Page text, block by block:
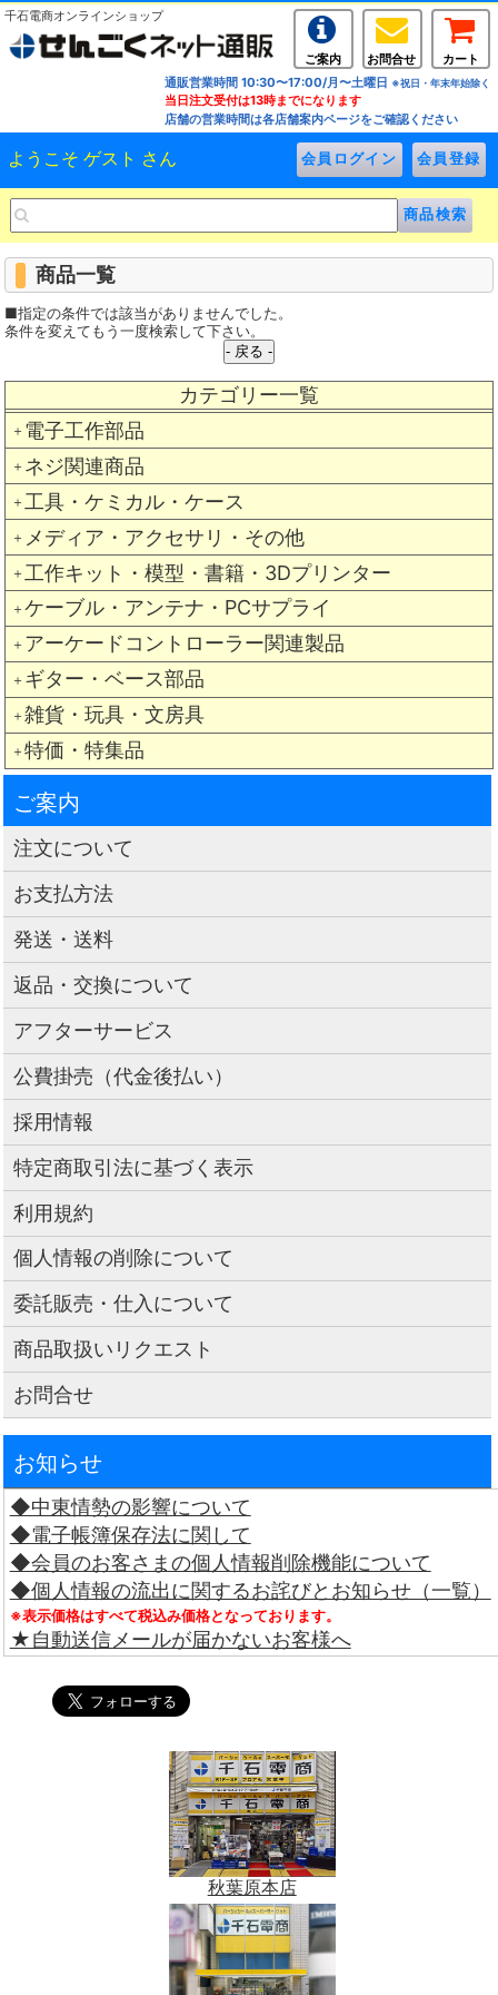
千石電商オンラインショップ
ご案内 お問合せ
カート
通販営業時間 10:30〜17:00/月〜土曜日 ※祝日・年末年始除く
当日注文受付は13時までになります
店舗の営業時間は各店舗案内ページをご確認ください
ようこそ ゲスト さん
カテゴリー一覧
＋ 電子工作部品
＋ ネジ関連商品
＋ 工具・ケミカル・ケース
＋ メディア・アクセサリ・その他
＋ 工作キット・模型・書籍・3Dプリンター
＋ ケーブル・アンテナ・PCサプライ
＋ アーケードコントローラー関連製品
＋ ギター・ベース部品
＋ 雑貨・玩具・文房具
＋ 特価・特集品
商品一覧
■指定の条件では該当がありませんでした。
条件を変えてもう一度検索して下さい。
ご案内
注文について
お支払方法
発送・送料
返品・交換について
アフターサービス
公費掛売（代金後払い）
採用情報
特定商取引法に基づく表示
利用規約
個人情報の削除について
委託販売・仕入について
商品取扱いリクエスト
お問合せ
お知らせ
◆中東情勢の影響について
◆電子帳簿保存法に関して
◆会員のお客さまの個人情報削除機能について
◆個人情報の流出に関するお詫びとお知らせ（一覧）
※表示価格はすべて税込み価格となっております。
★自動送信メールが届かないお客様へ
秋葉原本店